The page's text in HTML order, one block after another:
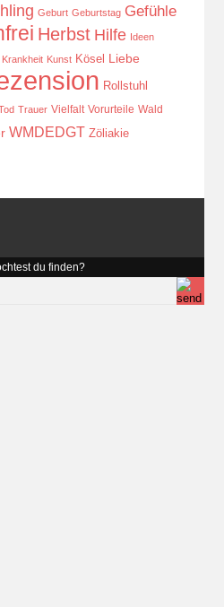
Geburt Geburtstag Gefühle
Herbst Hilfe Ideen
Krankheit Kunst Kösel Liebe
Rollstuhl
Trauer Vielfalt Vorurteile Wald
WMDEDGT Zöliakie
du finden?